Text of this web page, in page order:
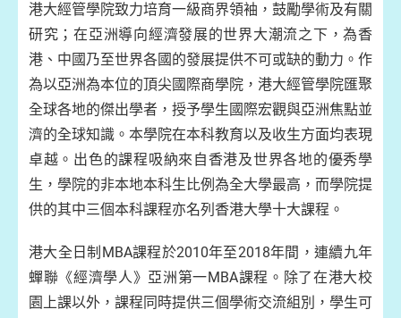
港大經管學院致力培育一級商界領袖，鼓勵學術及有關
研究；在亞洲導向經濟發展的世界大潮流之下，為香
港、中國乃至世界各國的發展提供不可或缺的動力。作
為以亞洲為本位的頂尖國際商學院，港大經管學院匯聚
全球各地的傑出學者，授予學生國際宏觀與亞洲焦點並
濟的全球知識。本學院在本科教育以及收生方面均表現
卓越。出色的課程吸納來自香港及世界各地的優秀學
生，學院的非本地本科生比例為全大學最高，而學院提
供的其中三個本科課程亦名列香港大學十大課程。
港大全日制MBA課程於2010年至2018年間，連續九年
蟬聯《經濟學人》亞洲第一MBA課程。除了在港大校
園上課以外，課程同時提供三個學術交流組別，學生可